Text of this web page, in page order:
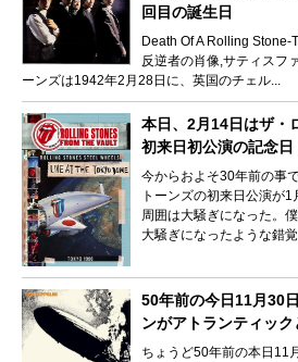
回目の誕生日
Death Of A Rolling Stone-
反逆者の肖像,サティスフ
ーンズは1942年2月28日に、英国のチェル...
本日、2月14日はザ・
初来日初公演の記念日
今からおよそ30年前の事
トーンズの初来日公演が
周囲は大騒ぎになった。
大騒ぎになったような錯
50年前の今日11月30
ンがアトランティック
ちょうど50年前の本日11